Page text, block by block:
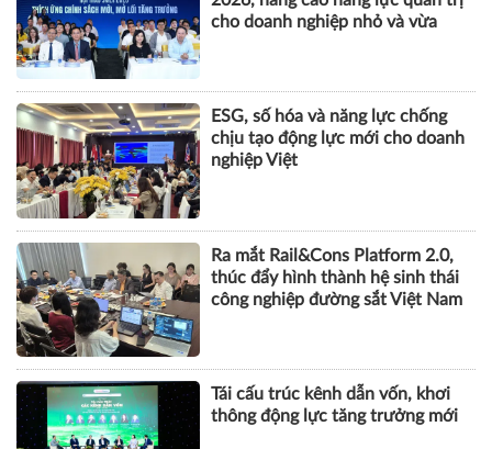
cho doanh nghiệp nhỏ và vừa
ESG, số hóa và năng lực chống
chịu tạo động lực mới cho doanh
nghiệp Việt
Ra mắt Rail&Cons Platform 2.0,
thúc đẩy hình thành hệ sinh thái
công nghiệp đường sắt Việt Nam
Tái cấu trúc kênh dẫn vốn, khơi
thông động lực tăng trưởng mới